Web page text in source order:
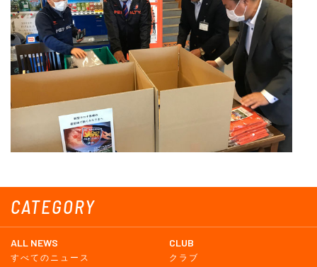
CATEGORY
ALL NEWS
すべてのニュース
CLUB
クラブ